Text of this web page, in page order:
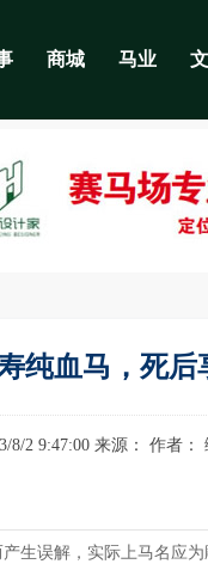
商城 马业
纯血马，死后
8/2 9:47:00 来源： 作者：
产生误解，实际上马名应